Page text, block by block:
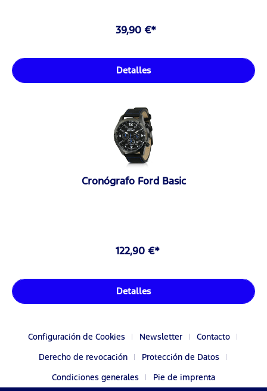
39,90 €*
Detalles
Cronógrafo Ford Basic
122,90 €*
Detalles
Configuración de Cookies Newsletter
Contacto
Derecho de revocación
Protección de Datos
Condiciones generales
Pie de imprenta